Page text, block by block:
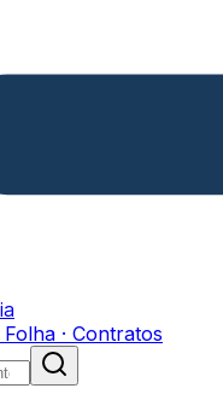
Folha · Contratos